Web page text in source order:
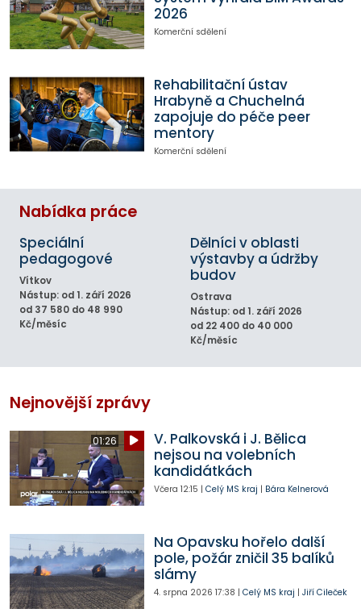
2026
Komerční sdělení
Rehabilitační ústav
Hrabyně a Chuchelná
zapojuje do péče peer
mentory
Komerční sdělení
Nabídka práce
Speciální
pedagogové
Vítkov
Nástup: od 1. září 2026
od 37 580 do 48 990
Kč/měsíc
Dělníci v oblasti
výstavby a údržby
budov
Ostrava
Nástup: od 1. září 2026
od 22 400 do 40 000
Kč/měsíc
Nejnovější zprávy
01:26
V. Palkovská i J. Bělica
nejsou na volebních
kandidátkách
Včera 12:15 | Celý MS kraj | Bára Kelnerová
Na Opavsku hořelo další
pole, požár zničil 35 balíků
slámy
4. srpna 2026 17:38 | Celý MS kraj | Jiří Cileček